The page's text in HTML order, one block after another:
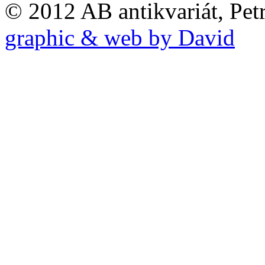
© 2012 AB antikvariát,
graphic & web by David